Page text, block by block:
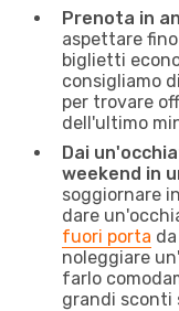
Prenota in
aspettare
biglietti
consigliamo
per trovare
dell'ultimo
Dai
weekend in
soggiornare
dare
fuori porta
noleggiare
farlo
grandi sconti